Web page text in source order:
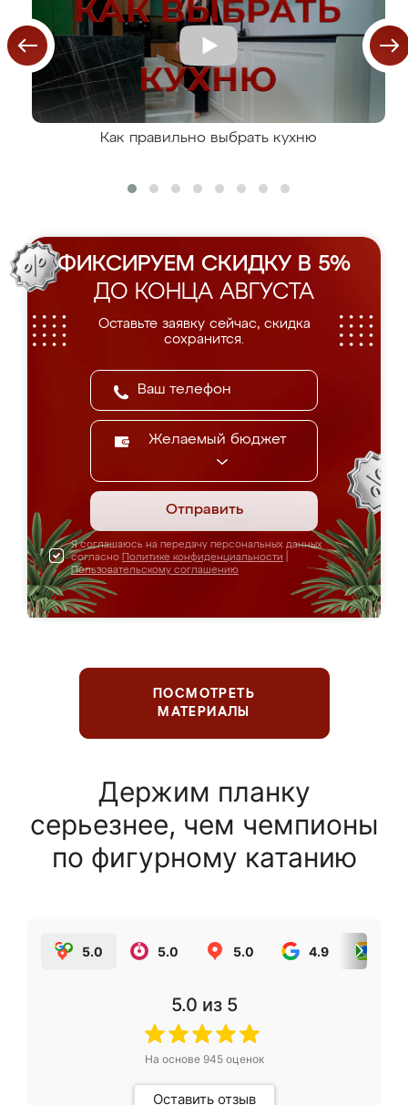
Как правильно выбрать кухню
ФИКСИРУЕМ СКИДКУ В 5%
ДО КОНЦА АВГУСТА
Оставьте заявку сейчас, скидка
сохранится.
Желаемый бюджет
Отправить
Я соглашаюсь на передачу персональных данных
согласно Политике конфиденциальности
Пользовательскому соглашению
ПОСМОТРЕТЬ
МАТЕРИАЛЫ
Держим планку
серьезнее, чем чемпионы
по фигурному катанию
5.0 5.0 5.0 4.9
5.0 из 5
На основе 945оценок
Оставить отзыв